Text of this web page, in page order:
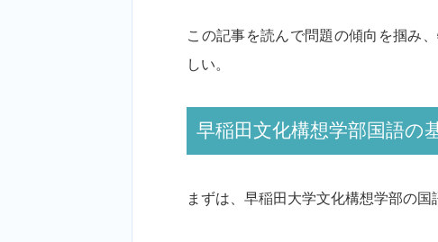
この記事を読んで問題の傾向を掴み
しい。
早稲田文化構想学部国語の
まずは、早稲田大学文化構想学部の国